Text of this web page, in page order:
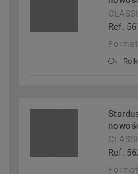
Ref.
Format
Ref.
Format